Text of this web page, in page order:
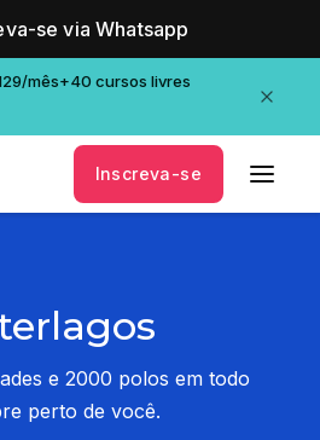
se via Whatsapp
mês+40 cursos livres
Inscreva-se
e 2000 polos em todo
perto de você.